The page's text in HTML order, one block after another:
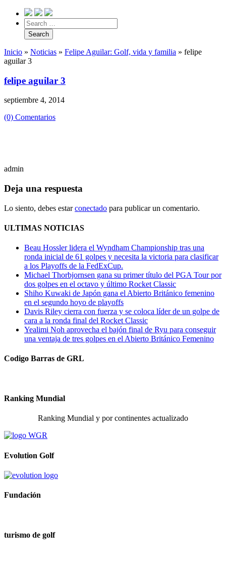
Inicio » Noticias » Felipe Aguilar: Golf, vida y familia » felipe
aguilar 3
felipe aguilar 3
septiembre 4, 2014
(0) Comentarios
admin
Deja una respuesta
Lo siento, debes estarconectado para publicar un comentario.
ULTIMAS NOTICIAS
Beau Hossler lidera el Wyndham Championship tras una
ronda inicial de 61 golpes y necesita la victoria para clasificar
a los Playoffs de la FedExCup.
Michael Thorbjornsen gana su primer título del PGA Tour por
dos golpes en el octavo y último Rocket Classic
Shiho Kuwaki de Japón gana el Abierto Británico femenino
en el segundo hoyo de playoffs
Davis Riley cierra con fuerza y ​​se coloca líder de un golpe de
cara a la ronda final del Rocket Classic
Yealimi Noh aprovecha el bajón final de Ryu para conseguir
una ventaja de tres golpes en el Abierto Británico Femenino
Codigo Barras de GRL
Ranking Mundial
Ranking Mundial y por continentes actualizado
Evolution Golf
Fundación
turismo de golf